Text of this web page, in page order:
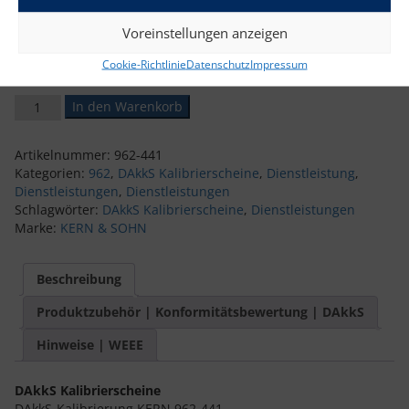
Voreinstellungen anzeigen
Cookie-RichtlinieDatenschutzImpressum
DAkkS-Kalibrierung KERN 962-441
DAkkS-Kalibrierschein 962-441 Menge
In den Warenkorb
Artikelnummer: 962-441
Kategorien: 962, DAkkS Kalibrierscheine, Dienstleistung,
Dienstleistungen, Dienstleistungen
Schlagwörter: DAkkS Kalibrierscheine, Dienstleistungen
Marke: KERN & SOHN
Beschreibung
Produktzubehör | Konformitätsbewertung | DAkkS
Hinweise | WEEE
DAkkS Kalibrierscheine